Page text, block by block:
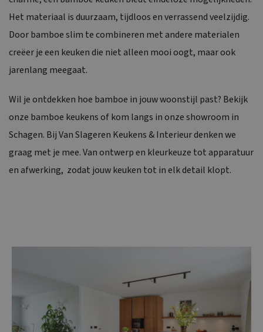
Het materiaal is duurzaam, tijdloos en verrassend veelzijdig.
Door bamboe slim te combineren met andere materialen
creëer je een keuken die niet alleen mooi oogt, maar ook
jarenlang meegaat.
Wil je ontdekken hoe bamboe in jouw woonstijl past? Bekijk
onze bamboe keukens of kom langs in onze showroom in
Schagen. Bij Van Slageren Keukens & Interieur denken we
graag met je mee. Van ontwerp en kleurkeuze tot apparatuur
en afwerking, zodat jouw keuken tot in elk detail klopt.